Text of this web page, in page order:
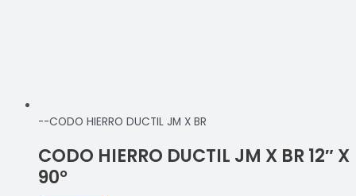
--CODO HIERRO DUCTIL JM X BR
CODO HIERRO DUCTIL JM X BR 12″ X
90°